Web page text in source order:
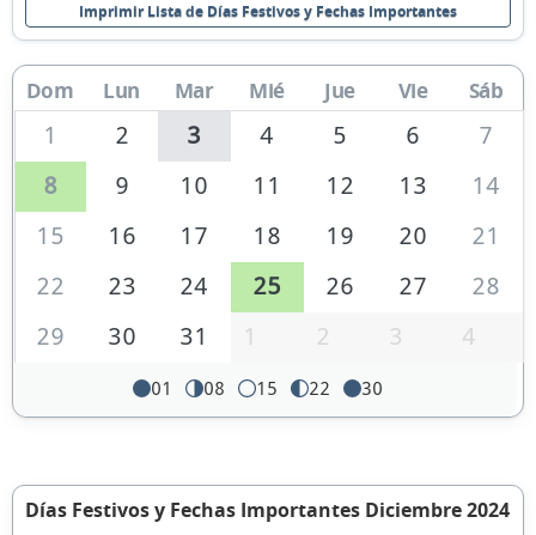
Imprimir Lista de Días Festivos y Fechas Importantes
Dom Lun Mar Mié Jue Vie Sáb
1 2 3 4 5 6
7
8
9 10 11 12 13
14
15
16 17 18 19 20
21
22
23 24 25 26 27
28
29
30 31 1 2 3 4
01 08 15 22 30
Días Festivos y Fechas Importantes Diciembre 2024